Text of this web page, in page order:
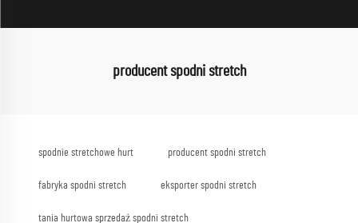
producent spodni stretch
spodnie stretchowe hurt producent spodni stretch
fabryka spodni stretch eksporter spodni stretch
tania hurtowa sprzedaż spodni stretch